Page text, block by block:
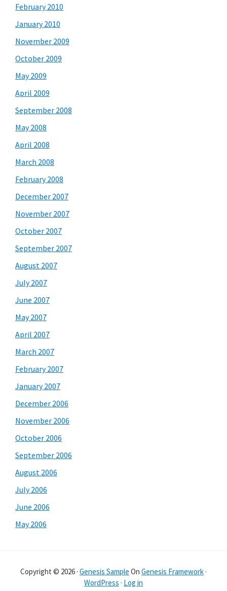
February 2010
January 2010
November 2009
October 2009
May 2009
April 2009
September 2008
May 2008
April 2008
March 2008
February 2008
December 2007
November 2007
October 2007
September 2007
August 2007
July 2007
June 2007
May 2007
April 2007
March 2007
February 2007
January 2007
December 2006
November 2006
October 2006
September 2006
August 2006
July 2006
June 2006
May 2006
Copyright © 2026 · Genesis Sample On Genesis Framework ·
WordPress · Log in